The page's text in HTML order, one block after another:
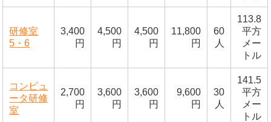
研修室
5・6
3,400
円
4,500
円
4,500
円
11,800
円
60
人
113.8
平方
メー
トル
コンピュ
ータ研修
室
2,700
円
3,600
円
3,600
円
9,600
円
30
人
141.5
平方
メー
トル